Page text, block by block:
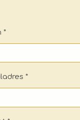
*
*